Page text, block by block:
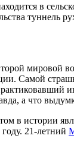
в
туннель
мировой
Самой
а что
в истории
21-летний